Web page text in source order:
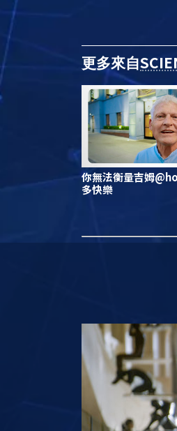
更多來自
你無法衡量吉姆
多快樂